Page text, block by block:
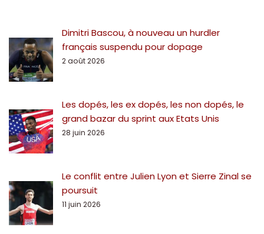
Dimitri Bascou, à nouveau un hurdler
français suspendu pour dopage
2 août 2026
Les dopés, les ex dopés, les non dopés, le
grand bazar du sprint aux Etats Unis
28 juin 2026
Le conflit entre Julien Lyon et Sierre Zinal se
poursuit
11 juin 2026